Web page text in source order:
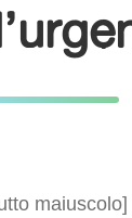
maiuscolo]